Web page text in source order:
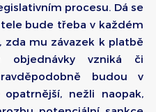
procesu. Dá se
bude třeba v každém
mu závazek k platbě
objednávky vzniká či
budou v
nežli naopak,